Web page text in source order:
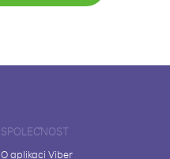
SPOLEČNOST
O aplikaci Viber